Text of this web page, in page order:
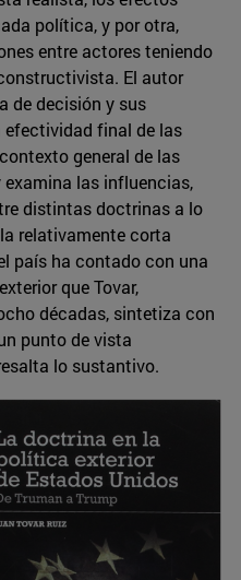
política, y por otra,
entre actores teniendo
El autor
de decisión y sus
efectividad final de las
general de las
las influencias,
distintas doctrinas a lo
relativamente corta
país ha contado con una
que Tovar,
décadas, sintetiza con
punto de vista
lo sustantivo.